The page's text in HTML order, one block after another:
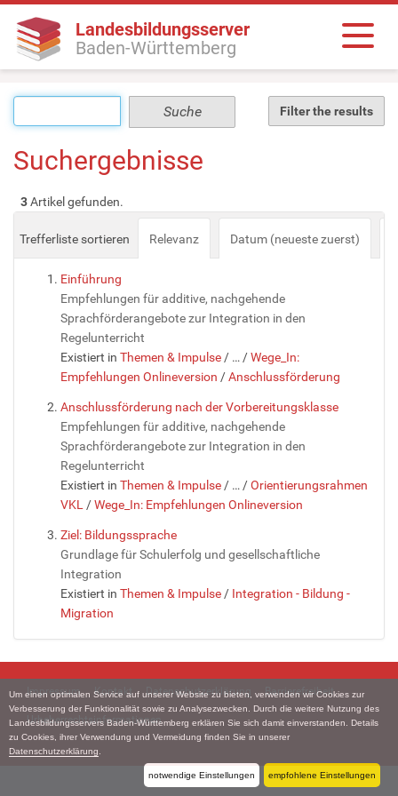
Um einen optimalen Service auf unserer Website zu bieten, verwenden wir Cookies zur
Verbesserung der Funktionalität sowie zu Analysezwecken. Durch die weitere Nutzung des
Landesbildungsservers Baden-Württemberg erklären Sie sich damit einverstanden. Details
zu Cookies, ihrer Verwendung und Vermeidung finden Sie in unserer
Datenschutzerklärung
notwendige Einstellungen empfohlene Einstellungen
Landesbildungsserver
Baden-Württemberg
Filter the results
Suchergebnisse
3Artikel gefunden.
Trefferliste sortieren Relevanz Datum (neueste zuerst)
Einführung
Empfehlungen für additive, nachgehende
Sprachförderangebote zur Integration in den
Regelunterricht
Existiert in Themen & Impulse / … /Wege_In:
Empfehlungen Onlineversion /Anschlussförderung
Anschlussförderung nach der Vorbereitungsklasse
Empfehlungen für additive, nachgehende
Sprachförderangebote zur Integration in den
Regelunterricht
Existiert in Themen & Impulse / … /Orientierungsrahmen
VKL /Wege_In: Empfehlungen Onlineversion
Ziel: Bildungssprache
Grundlage für Schulerfolg und gesellschaftliche
Integration
Existiert in Themen & Impulse / Integration - Bildung -
Migration
Impressum Kontakt Datenschutzerklärung Barrierefreiheit
Urheberrechtsinformationen